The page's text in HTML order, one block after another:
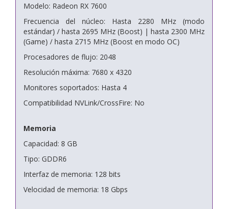
Modelo: Radeon RX 7600
Frecuencia del núcleo: Hasta 2280 MHz (modo
estándar) / hasta 2695 MHz (Boost) | hasta 2300 MHz
(Game) / hasta 2715 MHz (Boost en modo OC)
Procesadores de flujo: 2048
Resolución máxima: 7680 x 4320
Monitores soportados: Hasta 4
Compatibilidad NVLink/CrossFire: No
Memoria
Capacidad: 8 GB
Tipo: GDDR6
Interfaz de memoria: 128 bits
Velocidad de memoria: 18 Gbps